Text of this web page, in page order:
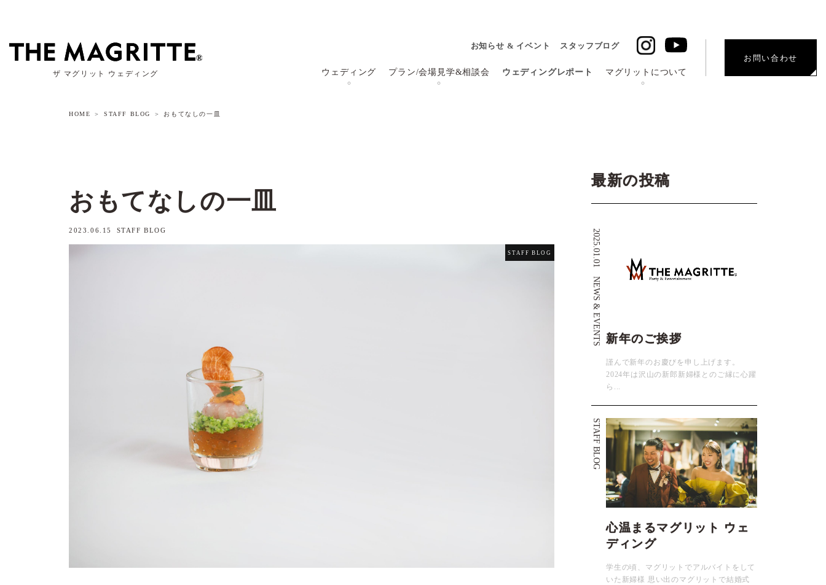
ザ マグリット ウェディング
お知らせ & イベント スタッフブログ
ウェディング プラン/会場見学&相談会 ウェディングレポート マグリットについて
お問い合わせ
HOME STAFF BLOG おもてなしの一皿
おもてなしの一皿
2023.06.15 STAFF BLOG
STAFF BLOG
最新の投稿
新年のご挨拶
2025.01.01
NEWS & EVENTS
謹んで新年のお慶びを申し上げます。
2024年は沢山の新郎新婦様とのご縁に心躍
ら...
心温まるマグリット ウェ
ディング
STAFF BLOG
学生の頃、マグリットでアルバイトをして
いた新婦様 思い出のマグリットで結婚式